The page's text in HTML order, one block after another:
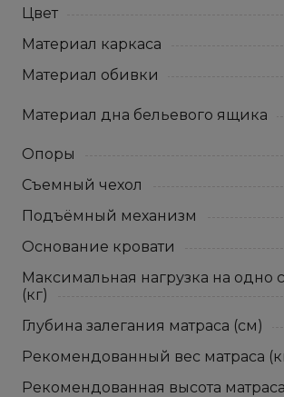
Цвет
Материал каркаса
Материал обивки
Материал дна бельевого ящика
Опоры
Съемный чехол
Подъёмный механизм
Основание кровати
Максимальная нагрузка на одно
(кг)
Глубина залегания матраса (см)
Рекомендованный вес матраса
Рекомендованная высота